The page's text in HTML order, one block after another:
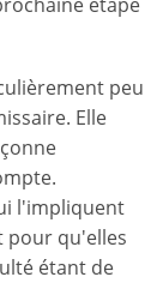
peu
Elle
l'impliquent
pour qu'elles
étant de